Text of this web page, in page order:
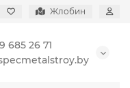
Жлобин
685 26 71